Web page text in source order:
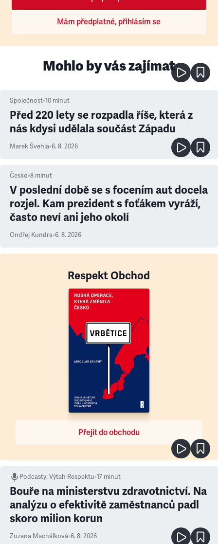
Mám předplatné, přihlásím se
Mohlo by vás zajímat
Společnost•10 minut
Před 220 lety se rozpadla říše, která z
nás kdysi udělala součást Západu
Marek Švehla•6. 8. 2026
Česko•8 minut
V poslední době se s focením aut docela
rozjel. Kam prezident s foťákem vyráží,
často neví ani jeho okolí
Ondřej Kundra•6. 8. 2026
Respekt Obchod
Přejít do obchodu
Podcasty:Výtah Respektu•17 minut
Bouře na ministerstvu zdravotnictví. Na
analýzu o efektivitě zaměstnanců padl
skoro milion korun
Zuzana Machálková•6. 8. 2026